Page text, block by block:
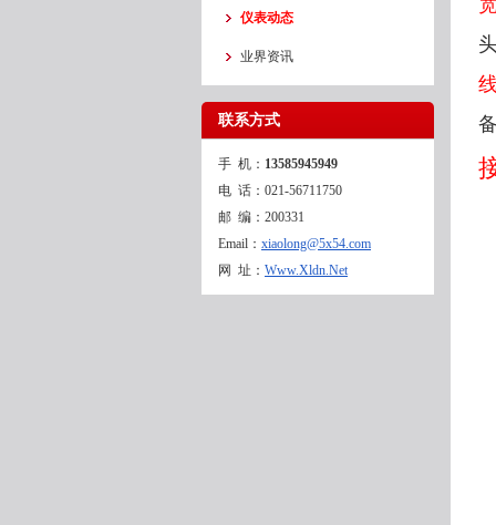
仪表动态
业界资讯
联系方式
手 机： 13585945949
电 话：021-56711750
邮 编：200331
Email： xiaolong@5x54.com
网 址： Www.Xldn.Net